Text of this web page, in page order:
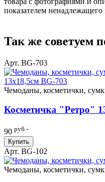
показателем ненадлежащего
Так же советуем
Арт. BG-703
Чемоданы, косметички,
Косметичка "Ретро"
90 руб.-
Купить
Арт. BG-102
Чемоданы, косметички,